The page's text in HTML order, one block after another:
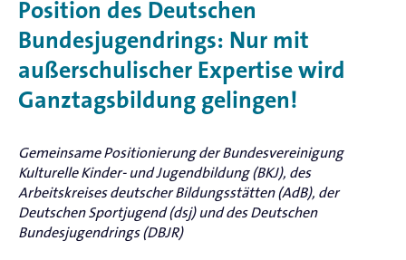
Position des Deutschen
Bundesjugendrings: Nur mit
außerschulischer Expertise wird
Ganztagsbildung gelingen!
Gemeinsame Positionierung der Bundesvereinigung
Kulturelle Kinder- und Jugendbildung (BKJ), des
Arbeitskreises deutscher Bildungsstätten (AdB), der
Deutschen Sportjugend (dsj) und des Deutschen
Bundesjugendrings (DBJR)